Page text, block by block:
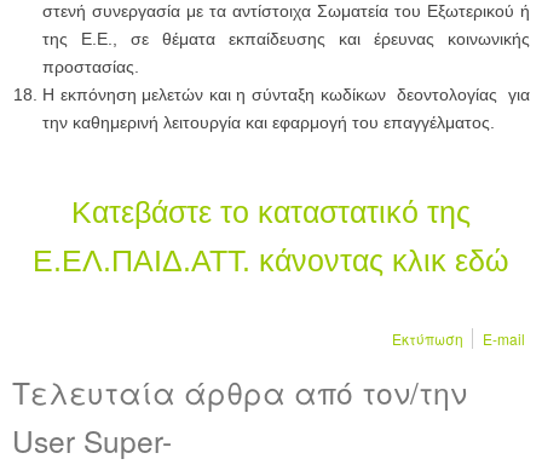
στενή συνεργασία με τα αντίστοιχα Σωματεία του Εξωτερικού ή
της Ε.Ε., σε θέματα εκπαίδευσης και έρευνας κοινωνικής
προστασίας.
Η εκπόνηση μελετών και η σύνταξη κωδίκων δεοντολογίας για
την καθημερινή λειτουργία και εφαρμογή του επαγγέλματος.
Κατεβάστε το καταστατικό της
Ε.ΕΛ.ΠΑΙΔ.ΑΤΤ. κάνοντας κλικ εδώ
Εκτύπωση E-mail
Τελευταία άρθρα από τον/την
User Super-